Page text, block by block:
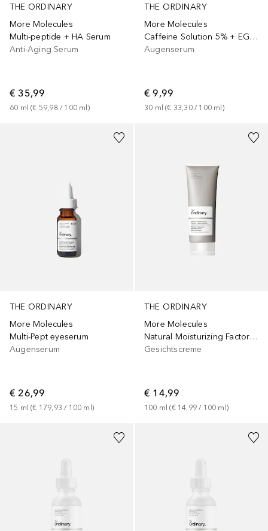
THE ORDINARY
More Molecules
Multi-peptide + HA Serum
Anti-Aging Serum
€ 35,99
60 ml (€ 59,98 / 100 ml )
THE ORDINARY
More Molecules
Caffeine Solution 5% + EGCG
Augenserum
€ 9,99
30 ml (€ 33,30 / 100 ml )
THE ORDINARY
More Molecules
Multi-Pept eyeserum
Augenserum
€ 26,99
15 ml (€ 179,93 / 100 ml)
THE ORDINARY
More Molecules
Natural Moisturizing Factors + Beta Glucan
Gesichtscreme
€ 14,99
100 ml (€ 14,99 / 100 ml)